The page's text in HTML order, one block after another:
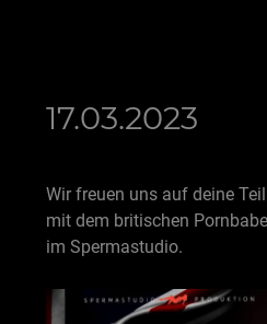
17.03.2023
Wir freuen uns auf deine
mit dem britischen
im Spermastudio.